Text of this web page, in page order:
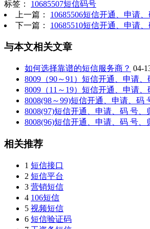
标签： 10685507短信码号
上一篇： 10685506短信开通、申请
下一篇： 10685510短信开通、申请
与本文相关文章
如何选择靠谱的短信服务商？ 04-
8009（90～91）短信开通、申请
8009（11～19）短信开通、申请
8008(98～99)短信开通、申请、码
8008(97)短信开通、申请、码 号、
8008(96)短信开通、申请、码 号、
相关推荐
1 短信接口
2 短信平台
3 营销短信
4 106短信
5 视频短信
6 短信验证码